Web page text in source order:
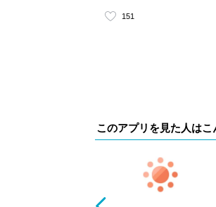
151
このアプリを見た人は